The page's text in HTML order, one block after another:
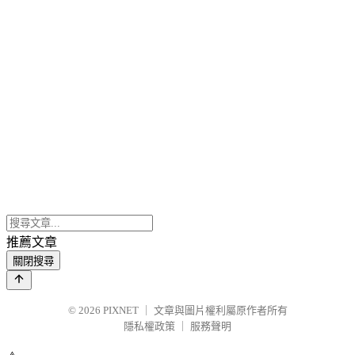
推薦文章
關閉搜尋
© 2026 PIXNET
文章與圖片權利屬原作者所有
隱私權政策
服務聲明